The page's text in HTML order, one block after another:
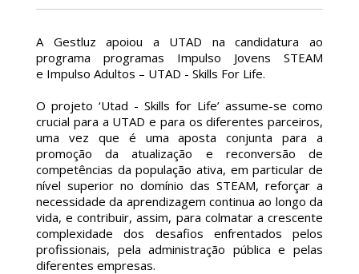
A Gestluz apoiou a UTAD na candidatura ao
programa programas Impulso Jovens STEAM
e Impulso Adultos – UTAD - Skills For Life.
O projeto ‘Utad - Skills for Life’ assume-se como
crucial para a UTAD e para os diferentes parceiros,
uma vez que é uma aposta conjunta para a
promoção da atualização e reconversão de
competências da população ativa, em particular de
nível superior no domínio das STEAM, reforçar a
necessidade da aprendizagem continua ao longo da
vida, e contribuir, assim, para colmatar a crescente
complexidade dos desafios enfrentados pelos
profissionais, pela administração pública e pelas
diferentes empresas.